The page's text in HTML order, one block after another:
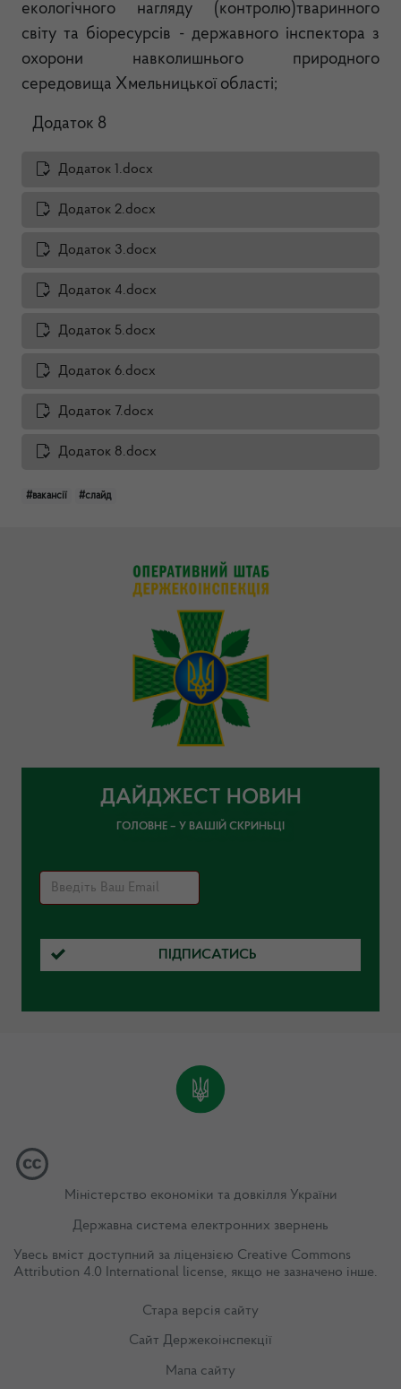
екологічного нагляду (контролю)тваринного
світу та біоресурсів - державного інспектора з
охорони навколишнього природного
середовища Хмельницької області;
Додаток 8
Додаток 1.docx
Додаток 2.docx
Додаток 3.docx
Додаток 4.docx
Додаток 5.docx
Додаток 6.docx
Додаток 7.docx
Додаток 8.docx
#вакансії #слайд
ДАЙДЖЕСТ НОВИН
ГОЛОВНЕ – У ВАШІЙ СКРИНЬЦІ
ПІДПИСАТИСЬ
Міністерство економіки та довкілля України
Державна система електронних звернень
Увесь вміст доступний за ліцензією Creative Commons
Attribution 4.0 International license, якщо не зазначено інше.
Стара версія сайту
Сайт Держекоінспекції
Мапа сайту